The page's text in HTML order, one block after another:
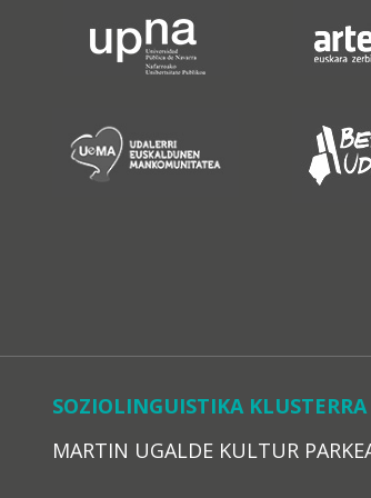
SOZIOLINGUISTIKA KLUSTERRA
MARTIN UGALDE KULTUR